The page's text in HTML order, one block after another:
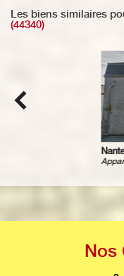
Les biens similaires
(44340)
Les
Nos